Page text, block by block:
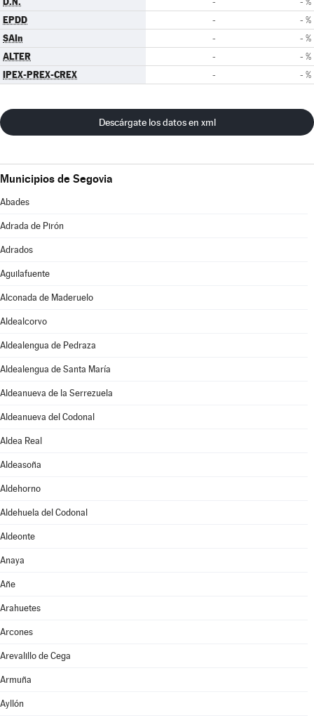
EPDD - - %
SAIn - - %
ALTER - - %
IPEX-PREX-CREX - - %
Descárgate los datos en xml
Municipios de Segovia
Abades
Adrada de Pirón
Adrados
Aguilafuente
Alconada de Maderuelo
Aldealcorvo
Aldealengua de Pedraza
Aldealengua de Santa María
Aldeanueva de la Serrezuela
Aldeanueva del Codonal
Aldea Real
Aldeasoña
Aldehorno
Aldehuela del Codonal
Aldeonte
Anaya
Añe
Arahuetes
Arcones
Arevalillo de Cega
Armuña
Ayllón